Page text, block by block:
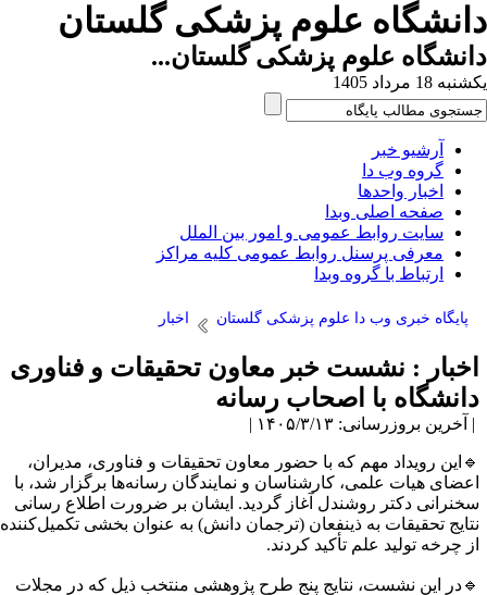
علوم پزشکی گلستان
علوم پزشکی گلستان...
18 مرداد 1405
آرشیو خبر
گروه وب دا
اخبار واحدها
صفحه اصلی وبدا
سایت روابط عمومی و امور بین الملل
معرفی پرسنل روابط عمومی کلیه مراکز
ارتباط با گروه وبدا
پایگاه خبری وب دا علوم پزشکی گلستان اخبار
: نشست خبر معاون تحقیقات و فناوری
با اصحاب رسانه
بروزرسانی: ۱۴۰۵/۳/۱۳ |
رویداد مهم که با حضور معاون تحقیقات و فناوری، مدیران،
هیات علمی، کارشناسان و نمایندگان رسانه‌ها برگزار شد، با
دکتر روشندل آغاز گردید. ایشان بر ضرورت اطلاع رسانی
تحقیقات به ذینفعان (ترجمان دانش) به عنوان بخشی تکمیل‌کننده
چرخه تولید علم تأکید کردند.
این نشست، نتایج پنج طرح پژوهشی منتخب ذیل که در مجلات